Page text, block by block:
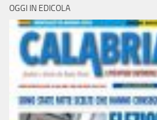
OGGI IN EDICOLA